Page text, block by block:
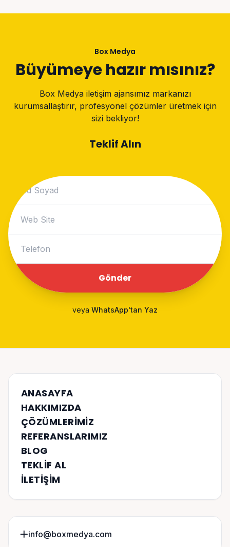
Box Medya
Büyümeye hazır mısınız?
Box Medya iletişim ajansımız markanızı
kurumsallaştırır, profesyonel çözümler üretmek için
sizi bekliyor!
Teklif Alın
Gönder
veya WhatsApp'tan Yaz
ANASAYFA
HAKKIMIZDA
ÇÖZÜMLERIMIZ
REFERANSLARIMIZ
BLOG
TEKLIF AL
İLETIŞIM
info@boxmedya.com